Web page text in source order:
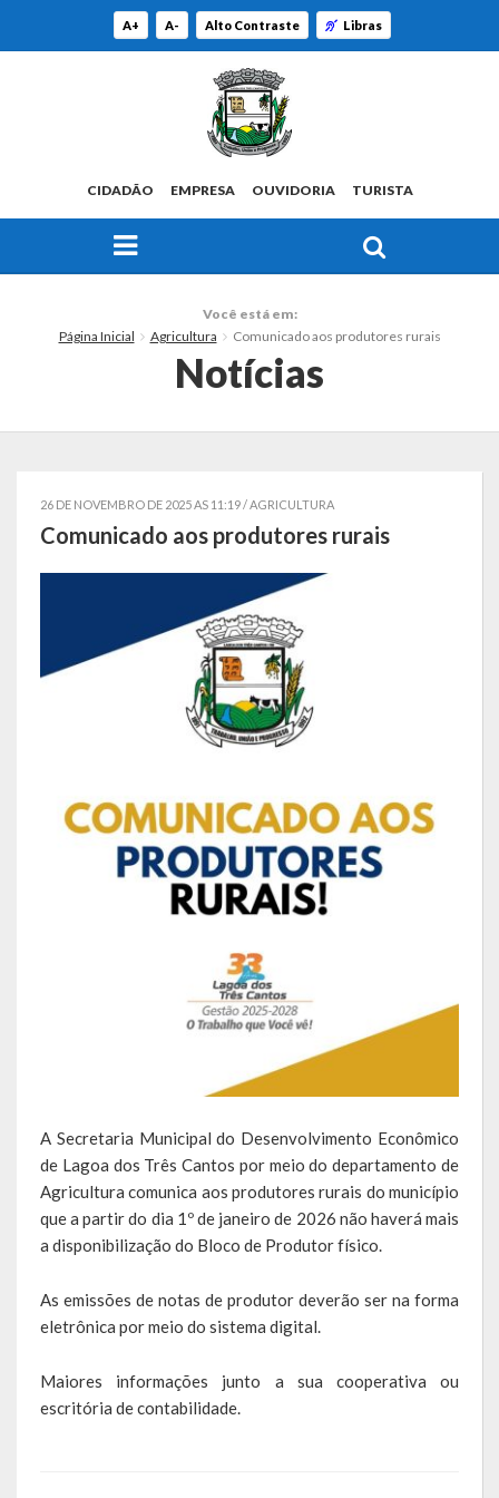
A+ A- Alto Contraste Libras
CIDADÃO EMPRESA OUVIDORIA TURISTA
Símbolos
Administração
Desenvolvimento Econômico
Desenvolvimento Social
Obras, Serviços Urbanos e Trânsito
Histórias
A História da Comunidade Católica Nossa Senhora de Lourdes
de Vila Seca
A História da Comunidade Evangélica de Linha Kronenthal
A história da Comunidade Católica São Paulo de Lagoa dos Três
Cantos
A História da Comunidade Evangélica de Confissão Luterana no
Brasil de Lagoa dos Três Cantos
Você está em:
Página Inicial
Agricultura Comunicado aos produtores rurais
Notícias
26 DE NOVEMBRO DE 2025 AS 11:19 /AGRICULTURA
Comunicado aos produtores rurais
A Secretaria Municipal do Desenvolvimento Econômico
de Lagoa dos Três Cantos por meio do departamento de
Agricultura comunica aos produtores rurais do município
que a partir do dia 1º de janeiro de 2026 não haverá mais
a disponibilização do Bloco de Produtor físico.
As emissões de notas de produtor deverão ser na forma
eletrônica por meio do sistema digital.
Maiores informações junto a sua cooperativa ou
escritória de contabilidade.